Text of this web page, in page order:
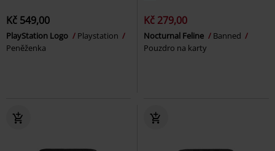
Kč 549,00
PlayStation Logo
Playstation
Peněženka
Kč 279,00
Nocturnal Feline
Banned
Pouzdro na karty